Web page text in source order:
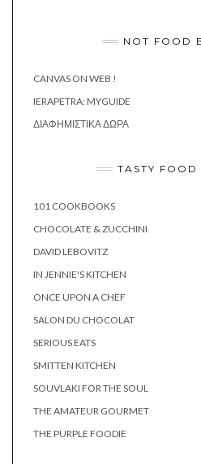
NOT FOOD
CANVAS ON WEB !
IERAPETRA: MYGUIDE
ΔΙΑΦΗΜΙΣΤΙΚΆ ΔΏΡΑ
TASTY FOOD
101 COOKBOOKS
CHOCOLATE & ZUCCHINI
DAVID LEBOVITZ
IN JENNIE'S KITCHEN
ONCE UPON A CHEF
SALON DU CHOCOLAT
SERIOUS EATS
SMITTEN KITCHEN
SOUVLAKI FOR THE SOUL
THE AMATEUR GOURMET
THE PURPLE FOODIE